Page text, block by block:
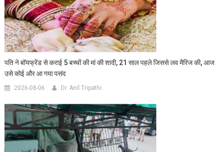
पति ने बॉयफ्रेंड से कराई 5 बच्चों की मां की शादी, 21 साल पहले जिससे लव मैरिज की, आज
उसे कोई और आ गया पसंद
2026-08-06 Dr. Anil Tripathi